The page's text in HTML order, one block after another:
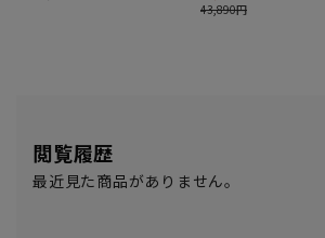
閲覧履歴
最近見た商品がありません。